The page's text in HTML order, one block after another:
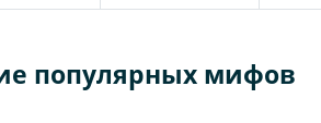
популярных мифов